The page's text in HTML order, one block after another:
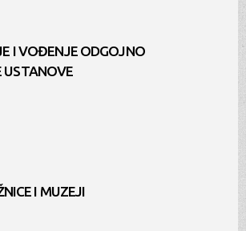
I VOĐENJE ODGOJNO
USTANOVE
I MUZEJI